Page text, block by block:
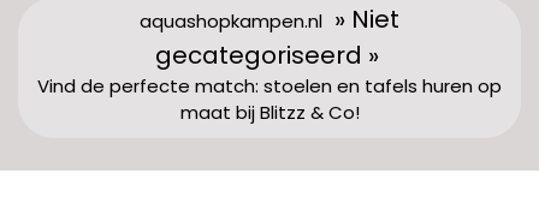
aquashopkampen.nl » Niet
gecategoriseerd »
Vind de perfecte match: stoelen en tafels huren op
maat bij Blitzz & Co!